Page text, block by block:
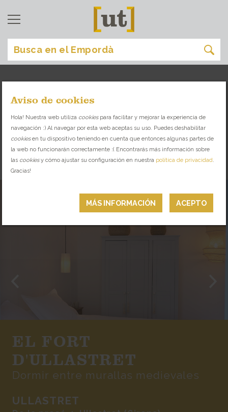
[ dormir ]
ACOGEDORES HOTELES Y CASAS RURALES
EL FORT
D'ULLASTRET
Dormir entre murallas medievales
ULLASTRET
ACEPTO
MÁS INFORMACIÓN
Aviso de cookies
Hola! Nuestra web utiliza cookiespara facilitar y mejorar la experiencia de
navegación :) Al navegar por esta web aceptas su uso. Puedes deshabilitar
cookiesen tu dispositivo teniendo en cuenta que entonces algunas partes de
la web no funcionarán correctamente :( Encontrarás más información sobre
las cookiesy cómo ajustar su configuración en nuestra política de privacidad
Gracias!